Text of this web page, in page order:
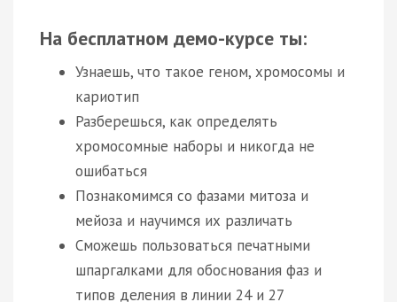
На бесплатном демо-курсе ты:
Узнаешь, что такое геном, хромосомы и
кариотип
Разберешься, как определять
хромосомные наборы и никогда не
ошибаться
Познакомимся со фазами митоза и
мейоза и научимся их различать
Сможешь пользоваться печатными
шпаргалками для обоснования фаз и
типов деления в линии 24 и 27